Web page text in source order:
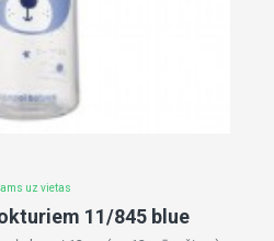
uz vietas
11/845 blue